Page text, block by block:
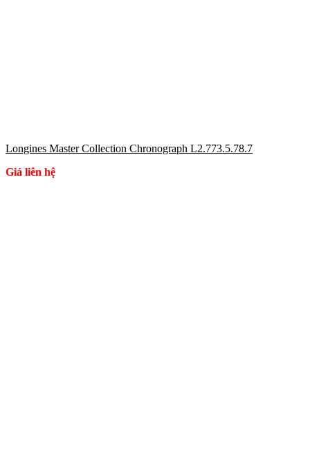
Longines Master Collection Chronograph L2.773.5.78.7
Giá liên hệ